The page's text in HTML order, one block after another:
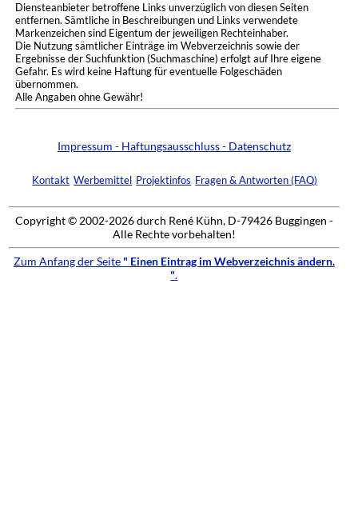
Diensteanbieter betroffene Links unverzüglich von diesen Seiten
entfernen. Sämtliche in Beschreibungen und Links verwendete
Markenzeichen sind Eigentum der jeweiligen Rechteinhaber.
Die Nutzung sämtlicher Einträge im Webverzeichnis sowie der
Ergebnisse der Suchfunktion (Suchmaschine) erfolgt auf Ihre eigene
Gefahr. Es wird keine Haftung für eventuelle Folgeschäden
übernommen.
Alle Angaben ohne Gewähr!
Impressum - Haftungsausschluss - Datenschutz
Kontakt Werbemittel Projektinfos Fragen & Antworten (FAQ)
Copyright © 2002-2026 durch René Kühn, D-79426 Buggingen -
Alle Rechte vorbehalten!
Zum Anfang der Seite " Einen Eintrag im Webverzeichnis ändern.
".